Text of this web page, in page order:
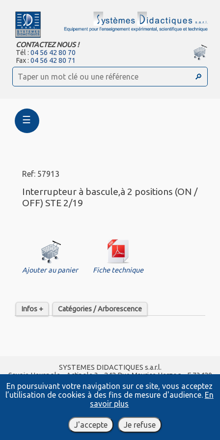
En poursuivant votre navigation sur ce site, vous acceptez
l’utilisation de cookies à des fins de mesure d'audience. En
savoir plus
J'accepte Je refuse
CONTACTEZ NOUS !
Tél :04 56 42 80 70
Fax :04 56 42 80 71
☰
Ref: 57913
Interrupteur à bascule,à 2 positions (ON /
OFF) STE 2/19
Ajouter au panier Fiche technique
Infos + Catégories / Arborescence
SYSTEMES DIDACTIQUES s.a.r.l.
Savoie Hexapole - Actipole 3 - 242 Rue Maurice Herzog - F 73420
VIVIERS DU LAC
Tel : 04 56 42 80 70| Fax :04 56 42 80 71
xavier.granjon@systemes-didactiques.fr
systemes-didactiques.fr